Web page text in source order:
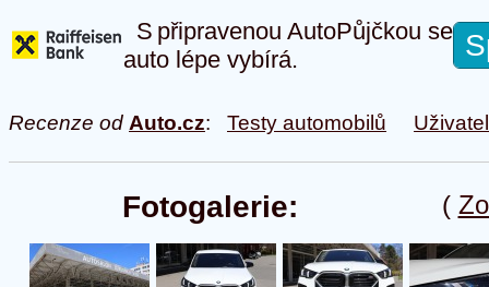
S připravenou AutoPůjčkou se
auto lépe vybírá.
Recenze od Auto.cz: Testy automobilů
(
Fotogalerie: